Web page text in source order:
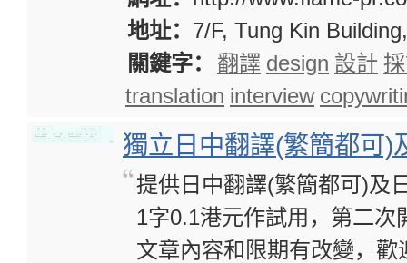
地址： 7/F, Tung Kin
關鍵字：
翻譯 design 設計
translation interview
獨立日中翻譯(繁簡都可)
提供日中翻譯(繁簡都可)及
1字0.1港元作試用，第二
文章內容和限期有改變，